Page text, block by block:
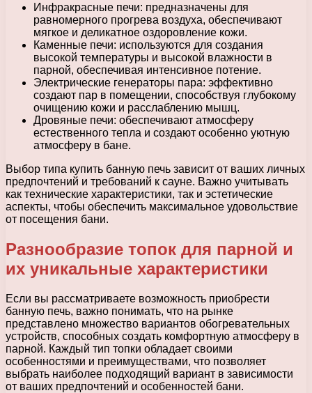
Инфракрасные печи: предназначены для
равномерного прогрева воздуха, обеспечивают
мягкое и деликатное оздоровление кожи.
Каменные печи: используются для создания
высокой температуры и высокой влажности в
парной, обеспечивая интенсивное потение.
Электрические генераторы пара: эффективно
создают пар в помещении, способствуя глубокому
очищению кожи и расслаблению мышц.
Дровяные печи: обеспечивают атмосферу
естественного тепла и создают особенно уютную
атмосферу в бане.
Выбор типа купить банную печь зависит от ваших личных
предпочтений и требований к сауне. Важно учитывать
как технические характеристики, так и эстетические
аспекты, чтобы обеспечить максимальное удовольствие
от посещения бани.
Разнообразие топок для парной и
их уникальные характеристики
Если вы рассматриваете возможность приобрести
банную печь, важно понимать, что на рынке
представлено множество вариантов обогревательных
устройств, способных создать комфортную атмосферу в
парной. Каждый тип топки обладает своими
особенностями и преимуществами, что позволяет
выбрать наиболее подходящий вариант в зависимости
от ваших предпочтений и особенностей бани.